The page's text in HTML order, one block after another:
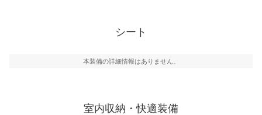
シート
本装備の詳細情報はありません。
室内収納・快適装備